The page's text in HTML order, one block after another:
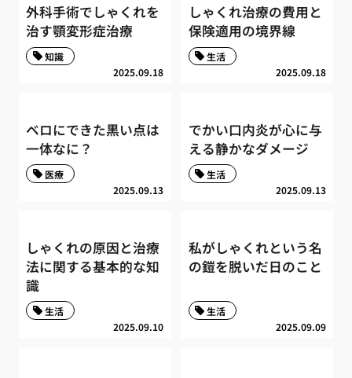
外科手術でしゃくれを
治す顎変形症治療
2025.09.18
知識
しゃくれ治療の費用と
保険適用の境界線
2025.09.18
生活
ベロにできた黒い点は
一体なに？
2025.09.13
医療
でかい口内炎が心に与
える静かなダメージ
2025.09.13
生活
しゃくれの原因と治療
法に関する基本的な知
識
2025.09.10
生活
私がしゃくれという名
の鎧を脱いだ日のこと
2025.09.09
生活